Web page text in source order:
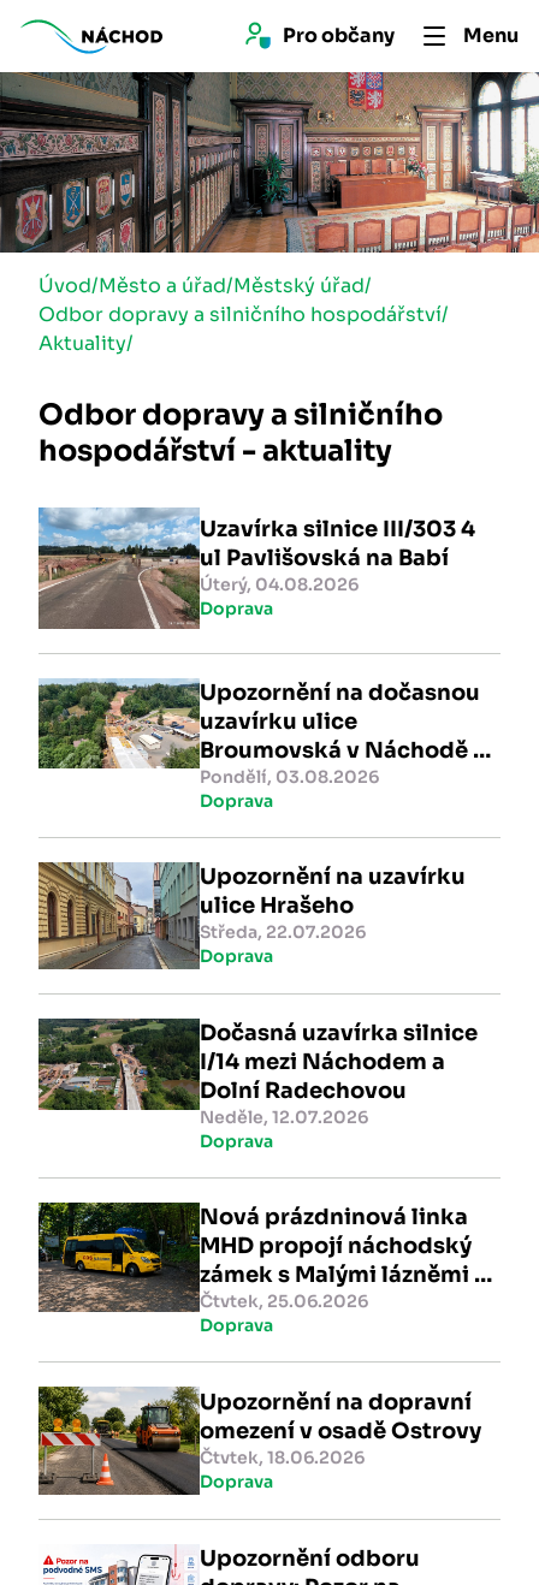
Pro občany Menu
Úvod/Město a úřad/Městský úřad/
Odbor dopravy a silničního hospodářství/
Aktuality/
Odbor dopravy a silničního
hospodářství - aktuality
Uzavírka silnice III/303 4
ul Pavlišovská na Babí
Úterý, 04.08.2026
Doprava
Upozornění na dočasnou
uzavírku ulice
Broumovská v Náchodě -
AKTUALIZOVÁNO
Pondělí, 03.08.2026
Doprava
Upozornění na uzavírku
ulice Hrašeho
Středa, 22.07.2026
Doprava
Dočasná uzavírka silnice
I/14 mezi Náchodem a
Dolní Radechovou
Neděle, 12.07.2026
Doprava
Nová prázdninová linka
MHD propojí náchodský
zámek s Malými lázněmi v
Bělovsi
Čtvtek, 25.06.2026
Doprava
Upozornění na dopravní
omezení v osadě Ostrovy
Čtvtek, 18.06.2026
Doprava
Upozornění odboru